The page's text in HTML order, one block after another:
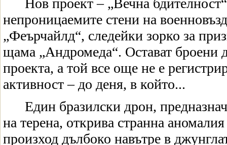
Нов проект – „Вечна
непроницаемите стени на
„Феърчайлд“, следейки зорко за
щама „Андромеда“. Остават броени
проекта, а той все още не е
активност – до деня, в който...
Един бразилски дрон,
на терена, открива странна
произход дълбоко навътре в